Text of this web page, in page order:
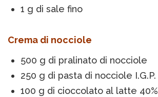
1 g di sale fino
Crema di nocciole
500 g di pralinato di nocciole
250 g di pasta di nocciole I.G.P.
100 g di cioccolato al latte 40%